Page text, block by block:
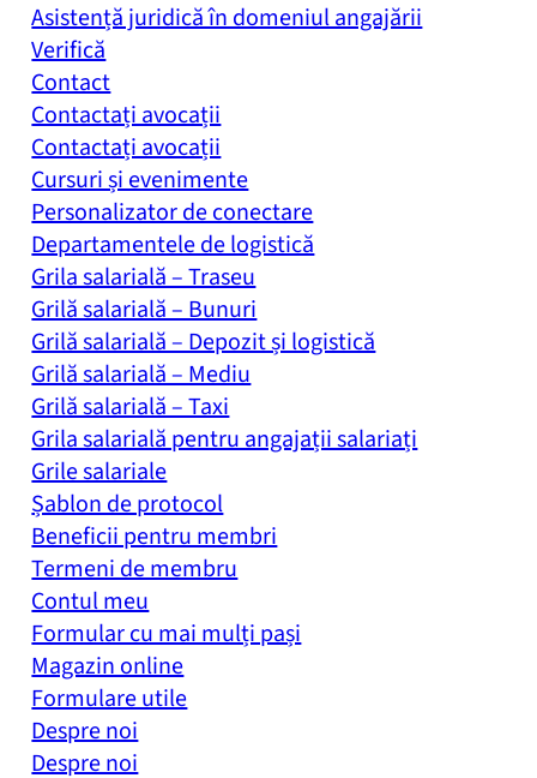
Asistență juridică în domeniul angajării
Verifică
Contact
Contactați avocații
Contactați avocații
Cursuri și evenimente
Personalizator de conectare
Departamentele de logistică
Grila salarială – Traseu
Grilă salarială – Bunuri
Grilă salarială – Depozit și logistică
Grilă salarială – Mediu
Grilă salarială – Taxi
Grila salarială pentru angajații salariați
Grile salariale
Șablon de protocol
Beneficii pentru membri
Termeni de membru
Contul meu
Formular cu mai mulți pași
Magazin online
Formulare utile
Despre noi
Despre noi